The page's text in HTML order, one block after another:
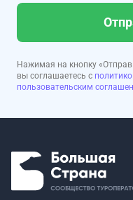
Нажимая на кнопку
вы соглашаетесь с
пользовательским